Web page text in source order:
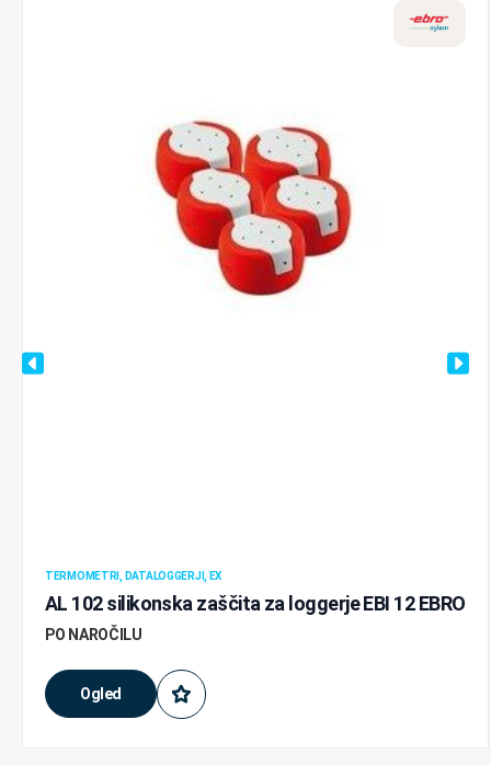
TERMOMETRI, DATALOGGERJI, EX
AL 102 silikonska zaščita za loggerje EBI 12 EBRO
Ogled
PO NAROČILU